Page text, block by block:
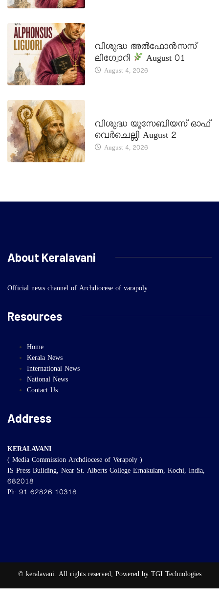
വിശുദ്ധ അൽഫോൻസസ്
ലിഗ്വോറി
August 01
August 4, 2026
വിശുദ്ധ യൂസേബിയസ് ഓഫ്
വെർചെല്ലി August 2
August 4, 2026
About Keralavani
Official news channel of Archdiocese of varapoly.
Resources
Home
Kerala News
International News
National News
Contact Us
Address
KERALAVANI
( Media Commission Archdiocese of Verapoly )
IS Press Building, Near St. Alberts College Ernakulam, Kochi, India,
682018
Ph: 91 62826 10318
© keralavani. All rights reserved, Powered by TGI Technologies